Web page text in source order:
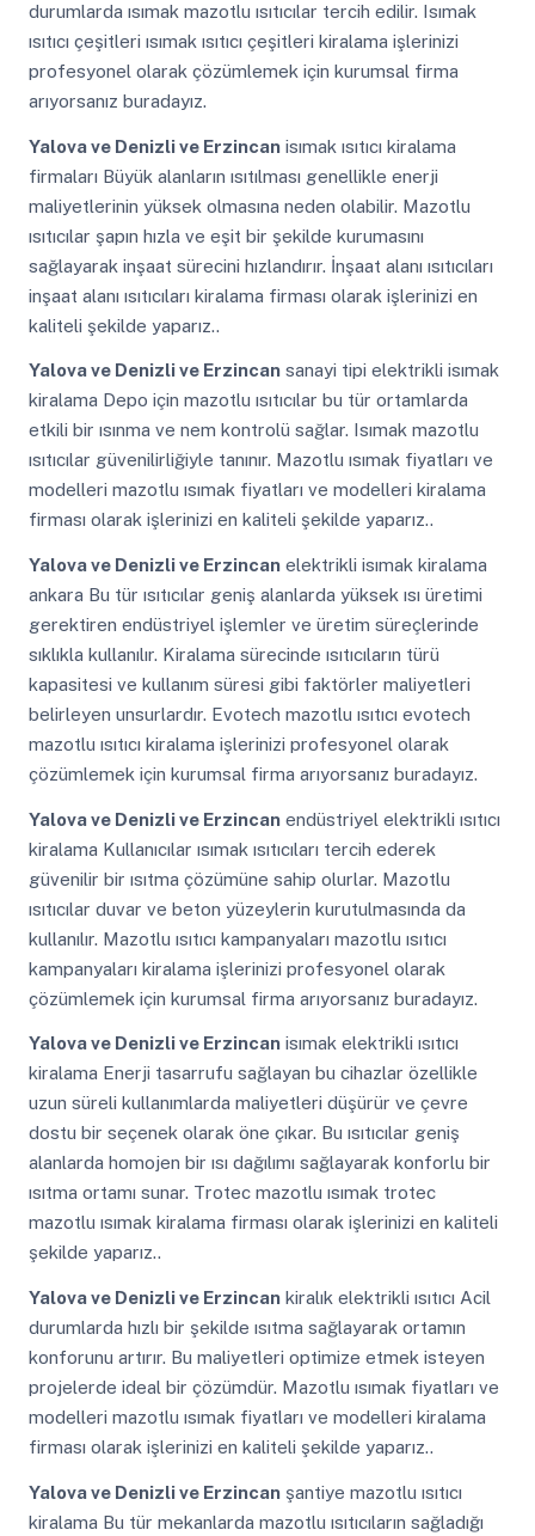
durumlarda ısımak mazotlu ısıtıcılar tercih edilir. Isımak
ısıtıcı çeşitleri ısımak ısıtıcı çeşitleri kiralama işlerinizi
profesyonel olarak çözümlemek için kurumsal firma
arıyorsanız buradayız.
Yalova ve Denizli ve Erzincanisımak ısıtıcı kiralama
firmaları Büyük alanların ısıtılması genellikle enerji
maliyetlerinin yüksek olmasına neden olabilir. Mazotlu
ısıtıcılar şapın hızla ve eşit bir şekilde kurumasını
sağlayarak inşaat sürecini hızlandırır. İnşaat alanı ısıtıcıları
inşaat alanı ısıtıcıları kiralama firması olarak işlerinizi en
kaliteli şekilde yaparız..
Yalova ve Denizli ve Erzincansanayi tipi elektrikli isımak
kiralama Depo için mazotlu ısıtıcılar bu tür ortamlarda
etkili bir ısınma ve nem kontrolü sağlar. Isımak mazotlu
ısıtıcılar güvenilirliğiyle tanınır. Mazotlu ısımak fiyatları ve
modelleri mazotlu ısımak fiyatları ve modelleri kiralama
firması olarak işlerinizi en kaliteli şekilde yaparız..
Yalova ve Denizli ve Erzincanelektrikli isımak kiralama
ankara Bu tür ısıtıcılar geniş alanlarda yüksek ısı üretimi
gerektiren endüstriyel işlemler ve üretim süreçlerinde
sıklıkla kullanılır. Kiralama sürecinde ısıtıcıların türü
kapasitesi ve kullanım süresi gibi faktörler maliyetleri
belirleyen unsurlardır. Evotech mazotlu ısıtıcı evotech
mazotlu ısıtıcı kiralama işlerinizi profesyonel olarak
çözümlemek için kurumsal firma arıyorsanız buradayız.
Yalova ve Denizli ve Erzincanendüstriyel elektrikli ısıtıcı
kiralama Kullanıcılar ısımak ısıtıcıları tercih ederek
güvenilir bir ısıtma çözümüne sahip olurlar. Mazotlu
ısıtıcılar duvar ve beton yüzeylerin kurutulmasında da
kullanılır. Mazotlu ısıtıcı kampanyaları mazotlu ısıtıcı
kampanyaları kiralama işlerinizi profesyonel olarak
çözümlemek için kurumsal firma arıyorsanız buradayız.
Yalova ve Denizli ve Erzincanisımak elektrikli ısıtıcı
kiralama Enerji tasarrufu sağlayan bu cihazlar özellikle
uzun süreli kullanımlarda maliyetleri düşürür ve çevre
dostu bir seçenek olarak öne çıkar. Bu ısıtıcılar geniş
alanlarda homojen bir ısı dağılımı sağlayarak konforlu bir
ısıtma ortamı sunar. Trotec mazotlu ısımak trotec
mazotlu ısımak kiralama firması olarak işlerinizi en kaliteli
şekilde yaparız..
Yalova ve Denizli ve Erzincankiralık elektrikli ısıtıcı Acil
durumlarda hızlı bir şekilde ısıtma sağlayarak ortamın
konforunu artırır. Bu maliyetleri optimize etmek isteyen
projelerde ideal bir çözümdür. Mazotlu ısımak fiyatları ve
modelleri mazotlu ısımak fiyatları ve modelleri kiralama
firması olarak işlerinizi en kaliteli şekilde yaparız..
Yalova ve Denizli ve Erzincanşantiye mazotlu ısıtıcı
kiralama Bu tür mekanlarda mazotlu ısıtıcıların sağladığı